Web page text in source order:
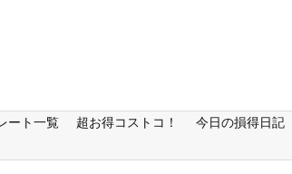
ート一覧 超お得コストコ！ 今日の損得日記